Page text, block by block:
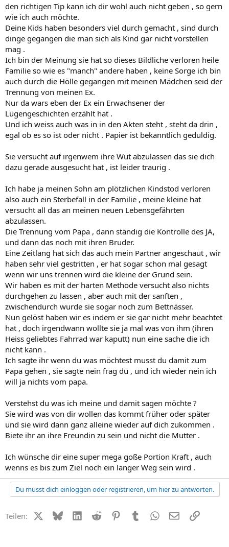
den richtigen Tip kann ich dir wohl auch nicht geben , so gern
wie ich auch möchte.
Deine Kids haben besonders viel durch gemacht , sind durch
dinge gegangen die man sich als Kind gar nicht vorstellen
mag .
Ich bin der Meinung sie hat so dieses Bildliche verloren heile
Familie so wie es "manch" andere haben , keine Sorge ich bin
auch durch die Hölle gegangen mit meinen Mädchen seid der
Trennung von meinen Ex.
Nur da wars eben der Ex ein Erwachsener der
Lügengeschichten erzählt hat .
Und ich weiss auch was in in den Akten steht , steht da drin ,
egal ob es so ist oder nicht . Papier ist bekanntlich geduldig.
Sie versucht auf irgenwem ihre Wut abzulassen das sie dich
dazu gerade ausgesucht hat , ist leider traurig .
Ich habe ja meinen Sohn am plötzlichen Kindstod verloren
also auch ein Sterbefall in der Familie , meine kleine hat
versucht all das an meinen neuen Lebensgefährten
abzulassen.
Die Trennung vom Papa , dann ständig die Kontrolle des JA,
und dann das noch mit ihren Bruder.
Eine Zeitlang hat sich das auch mein Partner angeschaut , wir
haben sehr viel gestritten , er hat sogar schon mal gesagt
wenn wir uns trennen wird die kleine der Grund sein.
Wir haben es mit der harten Methode versucht also nichts
durchgehen zu lassen , aber auch mit der sanften ,
zwischendurch wurde sie sogar noch zum Bettnässer.
Nun gelöst haben wir es indem er sie gar nicht mehr beachtet
hat , doch irgendwann wollte sie ja mal was von ihm (ihren
Heiss geliebtes Fahrrad war kaputt) nun eine sache die ich
nicht kann .
Ich sagte ihr wenn du was möchtest musst du damit zum
Papa gehen , sie sagte nein frag du , und ich wieder nein ich
will ja nichts vom papa.
Verstehst du was ich meine und damit sagen möchte ?
Sie wird was von dir wollen das kommt früher oder später
und sie wird dann ganz alleine wieder auf dich zukommen .
Biete ihr an ihre Freundin zu sein und nicht die Mutter .
Ich wünsche dir eine super mega goße Portion Kraft , auch
wenns es bis zum Ziel noch ein langer Weg sein wird .
Du musst dich einloggen oder registrieren, um hier zu antworten.
Teilen: X (Twitter)
BlueskyLinkedIn
Reddit PinterestTumblr WhatsApp
E-MailLink